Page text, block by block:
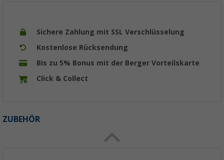
Sichere Zahlung mit SSL Verschlüsselung
Kostenlose Rücksendung
Bis zu 5% Bonus mit der Berger Vorteilskarte
Click & Collect
ZUBEHÖR